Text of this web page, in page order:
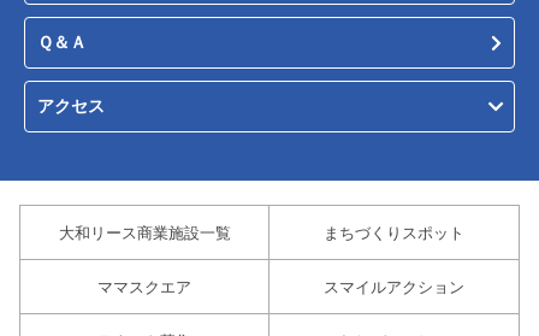
Ｑ＆Ａ
アクセス
大和リース商業施設一覧 まちづくりスポット
ママスクエア スマイルアクション